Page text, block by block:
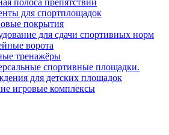
полоса препятствий
для спортплощадок
покрытия
для сдачи спортивных норм
ворота
тренажёры
спортивные площадки.
для детских площадок
игровые комплексы